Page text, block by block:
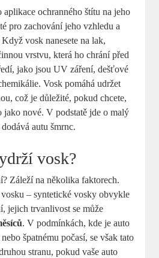
ochranného štítu na jeho
pro zachování‌ jeho vzhledu a
vosk⁢ nanesete na lak,
vrstvu, která ho ‍chrání před
jako jsou UV záření, dešťové
Vosk⁢ pomáhá udržet
což je důležité, pokud chcete,
jako nové. V podstatě jde o malý
autu šmrnc.
vosk?
Záleží⁤ na několika faktorech.‍
– syntetické vosky obvykle
jejich trvanlivost se může
. V podmínkách, kde je auto
špatnému‌ počasí, ⁤se však tato
stranu, pokud vaše auto